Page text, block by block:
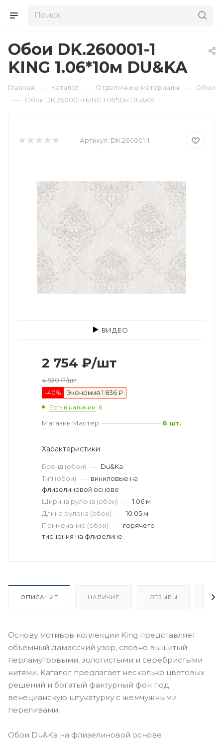
Обои DK.260001-1
KING 1.06*10м DU&KA
Главная — Каталог — Отделочные материалы — Обои
— Обои DK.260001-1 KING 1.06*10м DU&KA
Артикул: DK.260001-1
ВИДЕО
2 754 ₽/шт
4 590₽/шт
-40% Экономия 1 836 ₽
Есть в наличии: 6
Магазин Мастер 6 шт.
Характеристики
Бренд (обои) — Du&Ka
Тип (обои) — виниловые на
флизелиновой основе
Ширина рулона (обои) — 1.06 м
Длина рулона (обои) — 10.05 м
Примечание (обои) — горячего
тиснения на флизелине
ОПИСАНИЕ НАЛИЧИЕ ОТЗЫВЫ
Основу мотивов коллекции King представляет
объёмный дамасский узор, словно вышитый
перламутровыми, золотистыми и серебристыми
нитями. Каталог предлагает несколько цветовых
решений и богатый фактурный фон под
венецианскую штукатурку с жемчужными
переливами.
Обои Du&Ka на флизелиновой основе